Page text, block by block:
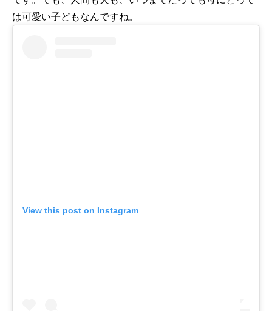
は可愛い子どもなんですね。
View this post on Instagram